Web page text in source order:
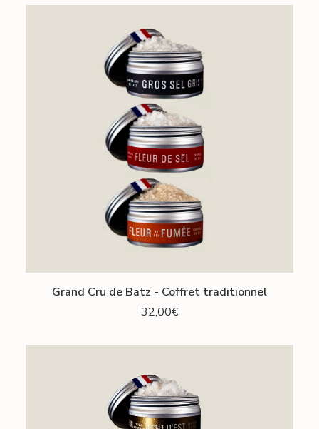
AJOUTER AU PANIER
Grand Cru de Batz - Coffret traditionnel
32,00€